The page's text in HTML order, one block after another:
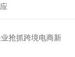
抢抓跨境电商新